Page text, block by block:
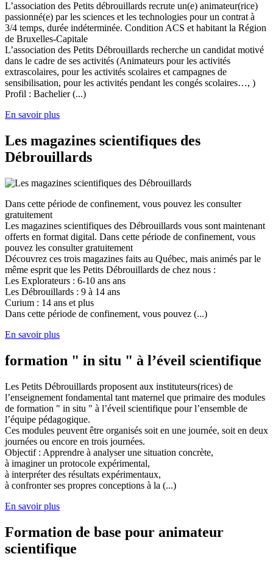
L’association des Petits débrouillards recrute un(e) animateur(rice)
passionné(e) par les sciences et les technologies pour un contrat à
3/4 temps, durée indéterminée. Condition ACS et habitant la Région
de Bruxelles-Capitale
L’association des Petits Débrouillards recherche un candidat motivé
dans le cadre de ses activités (Animateurs pour les activités
extrascolaires, pour les activités scolaires et campagnes de
sensibilisation, pour les activités pendant les congés scolaires…, )
Profil : Bachelier (...)
En savoir plus
Les magazines scientifiques des
Débrouillards
Dans cette période de confinement, vous pouvez les consulter
gratuitement
Les magazines scientifiques des Débrouillards vous sont maintenant
offerts en format digital. Dans cette période de confinement, vous
pouvez les consulter gratuitement
Découvrez ces trois magazines faits au Québec, mais animés par le
même esprit que les Petits Débrouillards de chez nous :
Les Explorateurs : 6-10 ans ans
Les Débrouillards : 9 à 14 ans
Curium : 14 ans et plus
Dans cette période de confinement, vous pouvez (...)
En savoir plus
formation " in situ " à l’éveil scientifique
Les Petits Débrouillards proposent aux instituteurs(rices) de
l’enseignement fondamental tant maternel que primaire des modules
de formation " in situ " à l’éveil scientifique pour l’ensemble de
l’équipe pédagogique.
Ces modules peuvent être organisés soit en une journée, soit en deux
journées ou encore en trois journées.
Objectif : Apprendre à analyser une situation concrète,
à imaginer un protocole expérimental,
à interpréter des résultats expérimentaux,
à confronter ses propres conceptions à la (...)
En savoir plus
Formation de base pour animateur
scientifique